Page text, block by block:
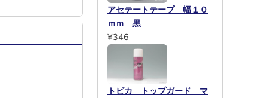
アセテートテープ 幅１０
ｍｍ 黒
¥346
トビカ トップガード マ